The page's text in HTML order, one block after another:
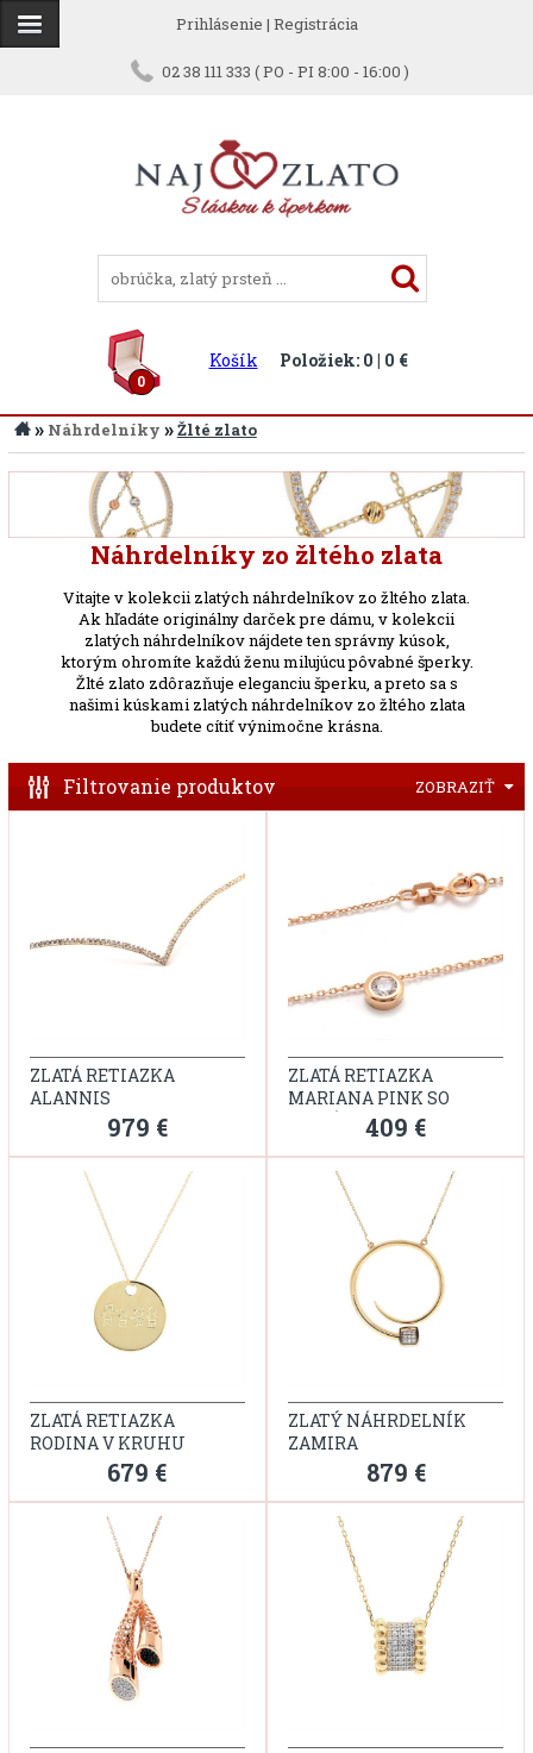
Prihlásenie | Registrácia
02 38 111 333 ( PO - PI 8:00 - 16:00 )
0
Košík Položiek: 0 | 0 €
» Náhrdelníky »Žlté zlato
Náhrdelníky zo žltého zlata
Vitajte v kolekcii zlatých náhrdelníkov zo žltého zlata.
Ak hľadáte originálny darček pre dámu, v kolekcii
zlatých náhrdelníkov nájdete ten správny kúsok,
ktorým ohromíte každú ženu milujúcu pôvabné šperky.
Žlté zlato zdôrazňuje eleganciu šperku, a preto sa s
našimi kúskami zlatých náhrdelníkov zo žltého zlata
budete cítiť výnimočne krásna.
Filtrovanie produktov ZOBRAZIŤ
ZLATÁ RETIAZKA
ALANNIS
979 €
ZLATÁ RETIAZKA
MARIANA PINK SO
ZIRKÓNOM409 €
ZLATÁ RETIAZKA
RODINA V KRUHU
679 €
ZLATÝ NÁHRDELNÍK
ZAMIRA
879 €